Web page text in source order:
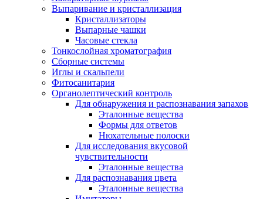
Выпаривание и кристаллизация
Кристаллизаторы
Выпарные чашки
Часовые стекла
Тонкослойная хроматография
Сборные системы
Иглы и скальпели
Фитосанитария
Органолептический контроль
Для обнаружения и распознавания запахов
Эталонные вещества
Формы для ответов
Нюхательные полоски
Для исследования вкусовой
чувствительности
Эталонные вещества
Для распознавания цвета
Эталонные вещества